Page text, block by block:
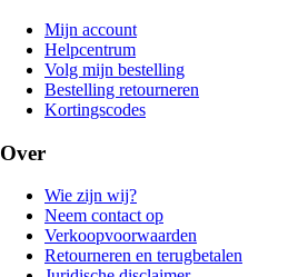
Mijn account
Helpcentrum
Volg mijn bestelling
Bestelling retourneren
Kortingscodes
Over
Wie zijn wij?
Neem contact op
Verkoopvoorwaarden
Retourneren en terugbetalen